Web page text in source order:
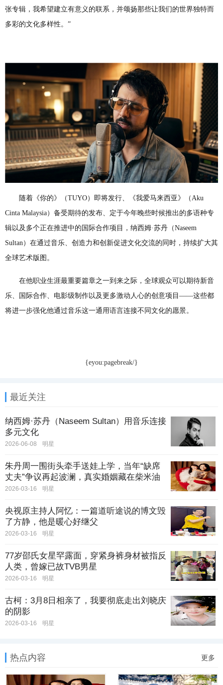
张专辑，我希望建立有意义的联系，并颂扬那些让我们的世界独特而
多彩的文化多样性。”
随着《你的》（TUYO）即将发行、《我爱马来西亚》（Aku
Cinta Malaysia）备受期待的发布、定于今年晚些时候推出的多语种专
辑以及多个正在推进中的国际合作项目，纳西姆·苏丹（Naseem
Sultan）在通过音乐、创造力和创新促进文化交流的同时，持续扩大其
全球艺术版图。
在他职业生涯最重要篇章之一到来之际，全球观众可以期待新音
乐、国际合作、电影级制作以及更多激动人心的创意项目——这些都
将进一步强化他通过音乐这一通用语言连接不同文化的愿景。
{eyou:pagebreak/}
最近关注
纳西姆·苏丹（Naseem Sultan）用音乐连接
多元文化
2026-06-08 明星
朱丹周一围街头牵手送娃上学，当年“缺席
丈夫”争议再起波澜，真实婚姻藏在柴米油
盐里
2026-03-16 明星
央视原主持人阿忆：一篇道听途说的博文毁
了方静，他是暖心好继父
2026-03-16 明星
77岁邵氏女星罕露面，穿紧身裤身材被指反
人类，曾嫁已故TVB男星
2026-03-16 明星
古柯：3月8日相亲了，我要彻底走出刘晓庆
的阴影
2026-03-16 明星
热点内容 更多